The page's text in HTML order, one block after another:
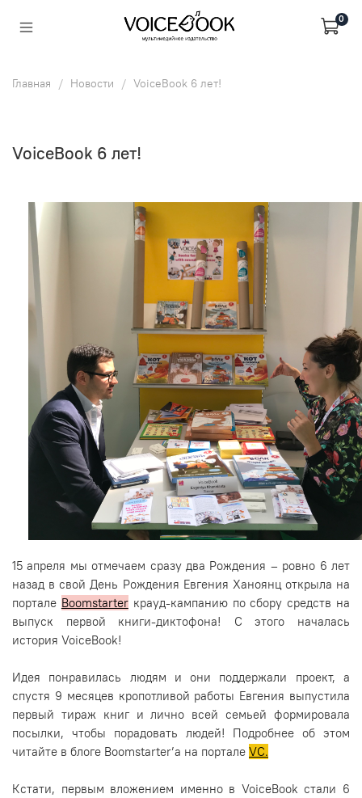
0
Главная Новости VoiceBook 6 лет!
VoiceBook 6 лет!
15 апреля мы отмечаем сразу два Рождения – ровно 6 лет
назад в свой День Рождения Евгения Ханоянц открыла на
портале Boomstarterкрауд-кампанию по сбору средств на
выпуск первой книги-диктофона! С этого началась
история VoiceBook!
Идея понравилась людям и они поддержали проект, а
спустя 9 месяцев кропотливой работы Евгения выпустила
первый тираж книг и лично всей семьей формировала
посылки, чтобы порадовать людей! Подробнее об этом
читайте в блоге Boomstarter’а на портале VC.
Кстати, первым вложением именно в VoiceBook стали 6